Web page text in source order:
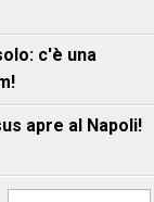
c'è una
apre al Napoli!